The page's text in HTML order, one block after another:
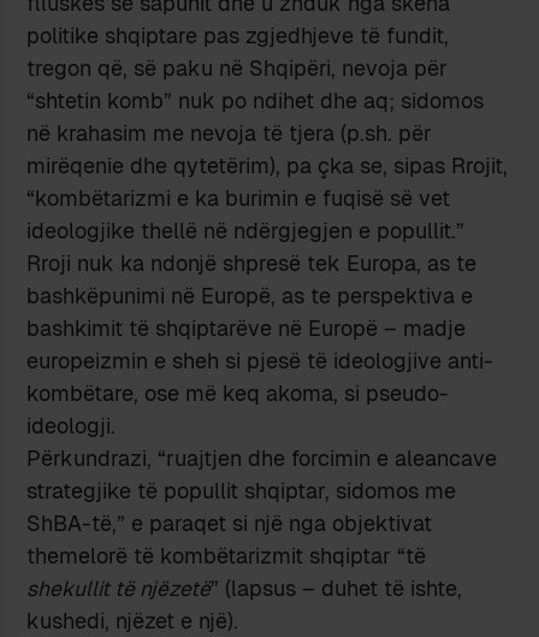
politike shqiptare pas zgjedhjeve të fundit,
tregon që, së paku në Shqipëri, nevoja për
“shtetin komb” nuk po ndihet dhe aq; sidomos
në krahasim me nevoja të tjera (p.sh. për
mirëqenie dhe qytetërim), pa çka se, sipas Rrojit,
“kombëtarizmi e ka burimin e fuqisë së vet
ideologjike thellë në ndërgjegjen e popullit.”
Rroji nuk ka ndonjë shpresë tek Europa, as te
bashkëpunimi në Europë, as te perspektiva e
bashkimit të shqiptarëve në Europë – madje
europeizmin e sheh si pjesë të ideologjive anti-
kombëtare, ose më keq akoma, si pseudo-
ideologji.
Përkundrazi, “ruajtjen dhe forcimin e aleancave
strategjike të popullit shqiptar, sidomos me
ShBA-të,” e paraqet si një nga objektivat
themelorë të kombëtarizmit shqiptar “të
shekullit të njëzetë” (lapsus – duhet të ishte,
kushedi, njëzet e një).